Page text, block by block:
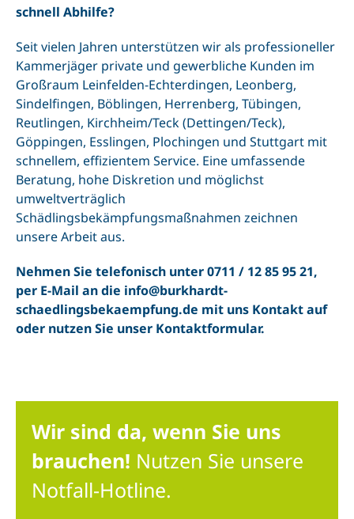
schnell Abhilfe?
Seit vielen Jahren unterstützen wir als professioneller
Kammerjäger private und gewerbliche Kunden im
Großraum Leinfelden-Echterdingen, Leonberg,
Sindelfingen, Böblingen, Herrenberg, Tübingen,
Reutlingen, Kirchheim/Teck (Dettingen/Teck),
Göppingen, Esslingen, Plochingen und Stuttgartmit
schnellem, effizientem Service. Eine umfassende
Beratung, hohe Diskretion und möglichst
umweltverträglich
Schädlingsbekämpfungsmaßnahmen zeichnen
unsere Arbeit aus.
Nehmen Sie telefonisch unter0711 / 12 85 95 21,
per E-Mail an die info@burkhardt-
schaedlingsbekaempfung.de mit uns Kontakt auf
oder nutzen Sie unser Kontaktformular.
Wir sind da, wenn Sie uns
brauchen! Nutzen Sie unsere
Notfall-Hotline.